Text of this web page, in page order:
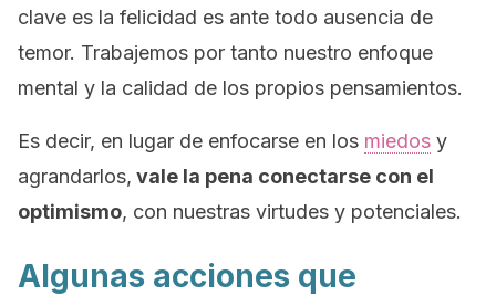
clave es la felicidad es ante todo ausencia de
temor. Trabajemos por tanto nuestro enfoque
mental y la calidad de los propios pensamientos.
Es decir, en lugar de enfocarse en los miedos y
agrandarlos, vale la pena conectarse con el
optimismo, con nuestras virtudes y potenciales.
Algunas acciones que